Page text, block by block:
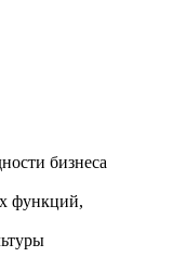
бизнеса
функций,